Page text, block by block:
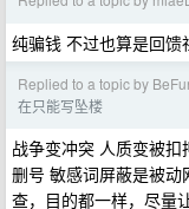
纯骗钱 不过也算是回馈
Replied to a topic by
在只能写坠楼
战争变冲突 人质变被
删号 敏感词屏蔽是被
查，目的都一样，尽量